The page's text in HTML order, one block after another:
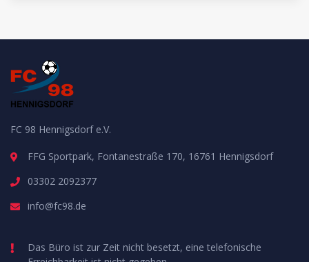
FC 98 Hennigsdorf e.V.
FFG Sportpark, Fontanestraße 170, 16761 Hennigsdorf
03302 2092377
info@fc98.de
Das Büro ist zur Zeit nicht besetzt, eine telefonische